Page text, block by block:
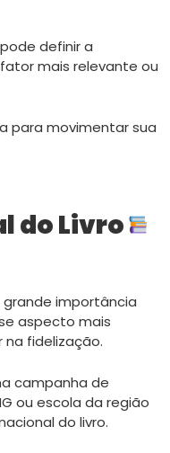
definir a
mais relevante ou
para movimentar sua
do Livro
importância
aspecto mais
na fidelização.
campanha de
ou escola da região
do livro.